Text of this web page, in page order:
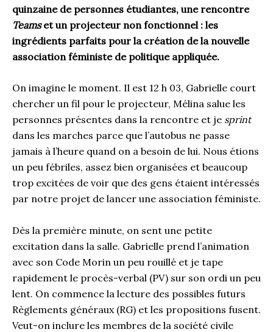
quinzaine de personnes étudiantes, une rencontre
Teamset un projecteur non fonctionnel : les
ingrédients parfaits pour la création de la nouvelle
association féministe de politique appliquée.
On imagine le moment. Il est 12 h 03, Gabrielle court
chercher un fil pour le projecteur, Mélina salue les
personnes présentes dans la rencontre et je sprint
dans les marches parce que l’autobus ne passe
jamais à l’heure quand on a besoin de lui. Nous étions
un peu fébriles, assez bien organisées et beaucoup
trop excitées de voir que des gens étaient intéressés
par notre projet de lancer une association féministe.
Dès la première minute, on sent une petite
excitation dans la salle. Gabrielle prend l’animation
avec son Code Morin un peu rouillé et je tape
rapidement le procès-verbal (PV) sur son ordi un peu
lent. On commence la lecture des possibles futurs
Règlements généraux (RG) et les propositions fusent.
Veut-on inclure les membres de la société civile